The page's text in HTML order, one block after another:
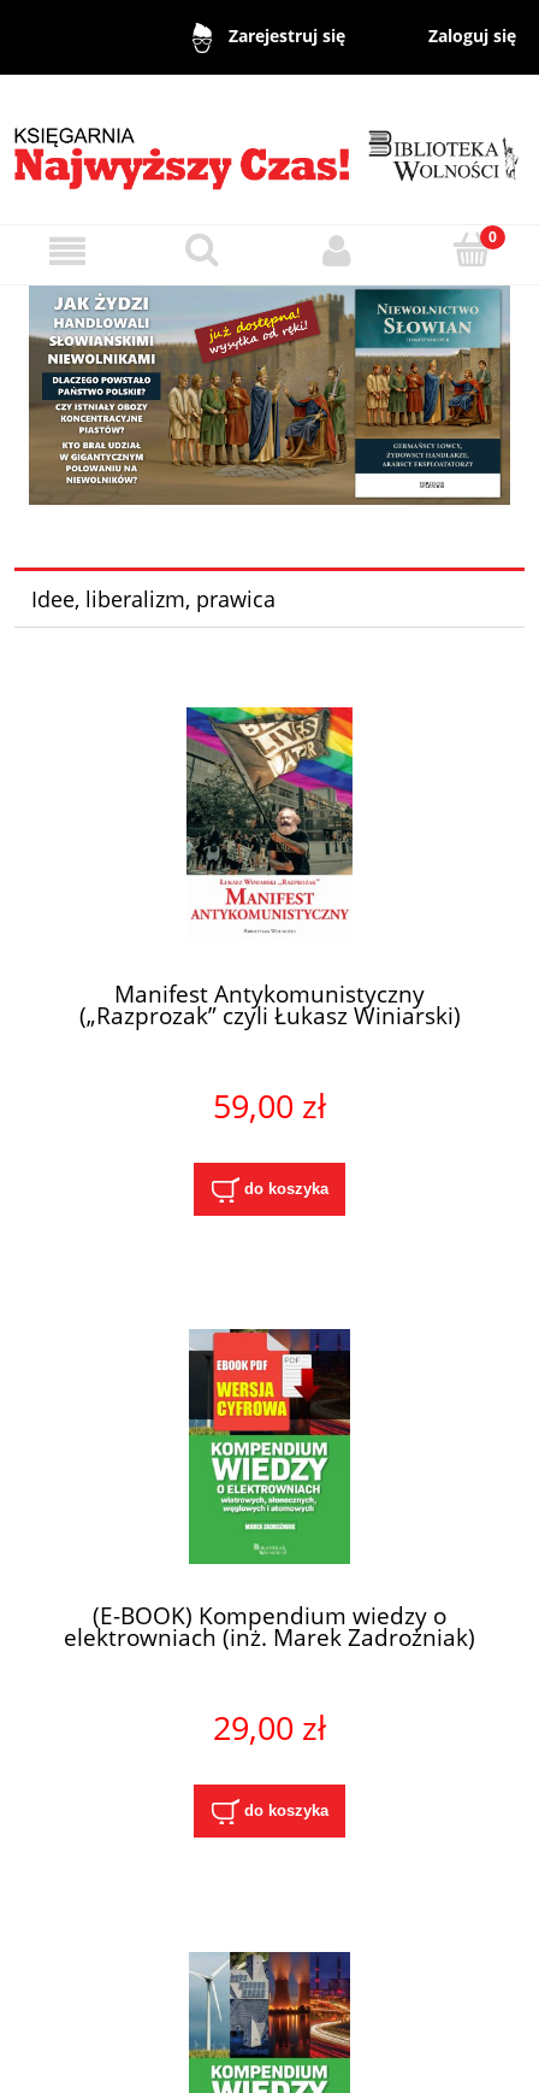
Zarejestruj się Zaloguj się
Idee, liberalizm, prawica
Manifest Antykomunistyczny
(„Razprozak” czyli Łukasz Winiarski)
59,00 zł
do koszyka
(E-BOOK) Kompendium wiedzy o
elektrowniach (inż. Marek Zadrożniak)
29,00 zł
do koszyka